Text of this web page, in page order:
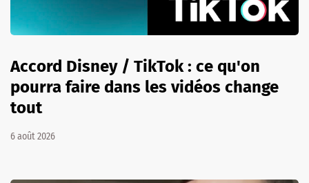
Accord Disney / TikTok : ce qu'on
pourra faire dans les vidéos change
tout
6 août 2026